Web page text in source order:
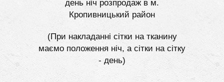
день ніч розпродаж в м.
Кропивницький район
(При накладанні сітки на тканину
маємо положення ніч, а сітки на сітку
- день)